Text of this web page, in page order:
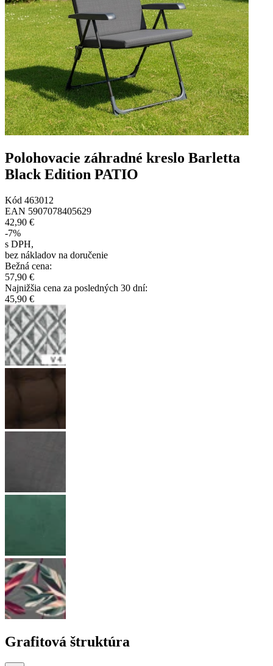
Polohovacie záhradné kreslo Barletta
Black Edition PATIO
Kód 463012
EAN 5907078405629
42,90 €
-7%
s DPH,
bez nákladov na doručenie
Bežná cena:
57,90 €
Najnižšia cena za posledných 30 dní:
45,90 €
Grafitová štruktúra